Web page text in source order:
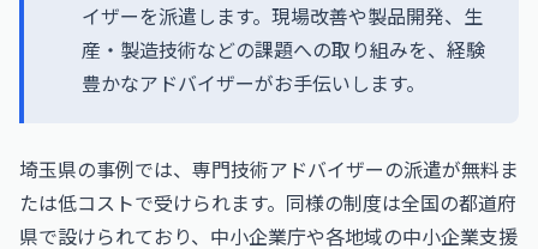
イザーを派遣します。現場改善や製品開発、生
産・製造技術などの課題への取り組みを、経験
豊かなアドバイザーがお手伝いします。
埼玉県の事例では、専門技術アドバイザーの派遣が無料ま
たは低コストで受けられます。同様の制度は全国の都道府
県で設けられており、中小企業庁や各地域の中小企業支援